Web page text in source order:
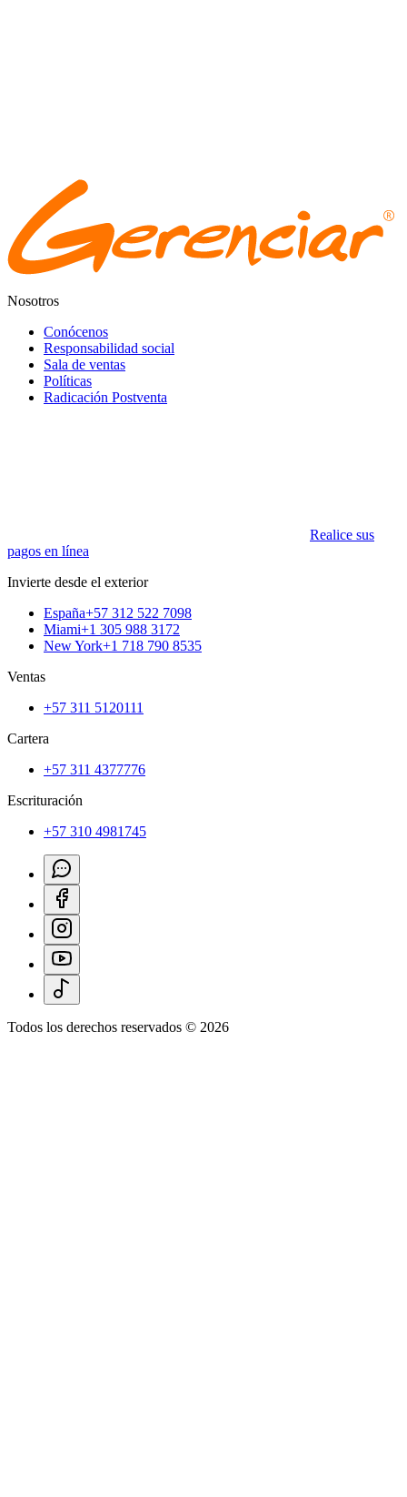
Nosotros
Conócenos
Responsabilidad social
Sala de ventas
Políticas
Radicación Postventa
Realice sus
pagos en línea
Invierte desde el exterior
España+57 312 522 7098
Miami+1 305 988 3172
New York+1 718 790 8535
Ventas
+57 311 5120111
Cartera
+57 311 4377776
Escrituración
+57 310 4981745
Todos los derechos reservados © 2026